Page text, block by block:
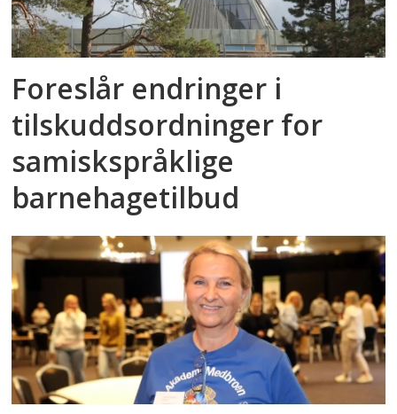
Foreslår endringer i
tilskuddsordninger for
samiskspråklige
barnehagetilbud